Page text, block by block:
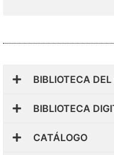
BIBLIOTECA
BIBLIOTECA
CATÁLOGO